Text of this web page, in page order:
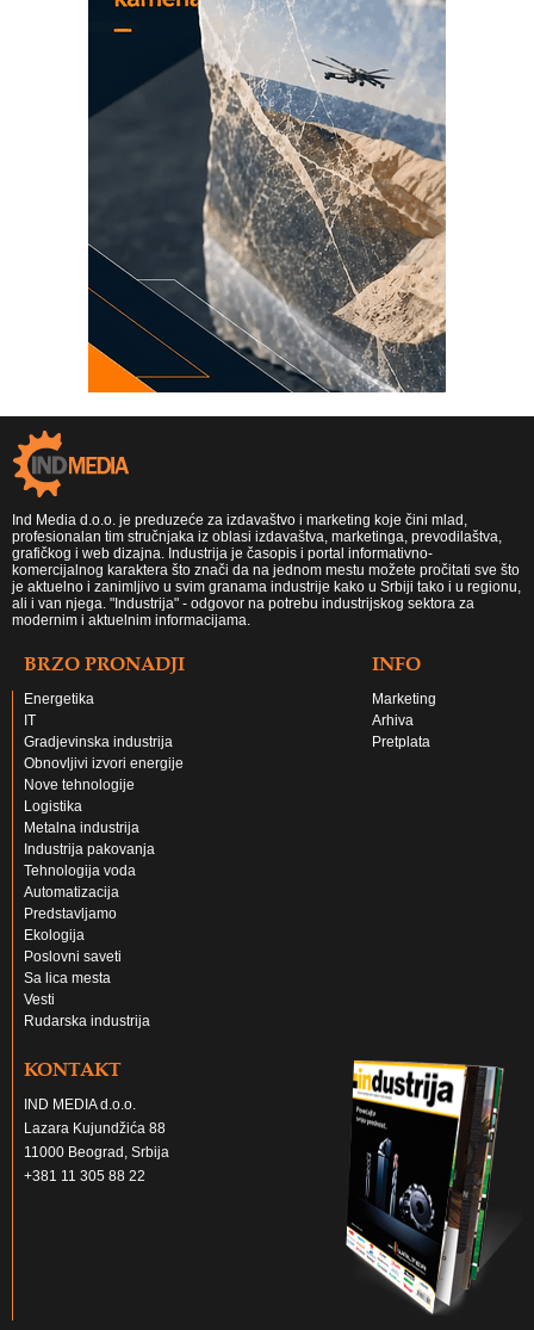
Ind Media d.o.o. je preduzeće za izdavaštvo i marketing koje čini mlad,
profesionalan tim stručnjaka iz oblasi izdavaštva, marketinga, prevodilaštva,
grafičkog i web dizajna. Industrija je časopis i portal informativno-
komercijalnog karaktera što znači da na jednom mestu možete pročitati sve što
je aktuelno i zanimljivo u svim granama industrije kako u Srbiji tako i u regionu,
ali i van njega. "Industrija" - odgovor na potrebu industrijskog sektora za
modernim i aktuelnim informacijama.
BRZO PRONADJI
Energetika
IT
Gradjevinska industrija
Obnovljivi izvori energije
Nove tehnologije
Logistika
Metalna industrija
Industrija pakovanja
Tehnologija voda
Automatizacija
Predstavljamo
Ekologija
Poslovni saveti
Sa lica mesta
Vesti
Rudarska industrija
INFO
Marketing
Arhiva
Pretplata
KONTAKT
IND MEDIA d.o.o.
Lazara Kujundžića 88
11000 Beograd, Srbija
+381 11 305 88 22